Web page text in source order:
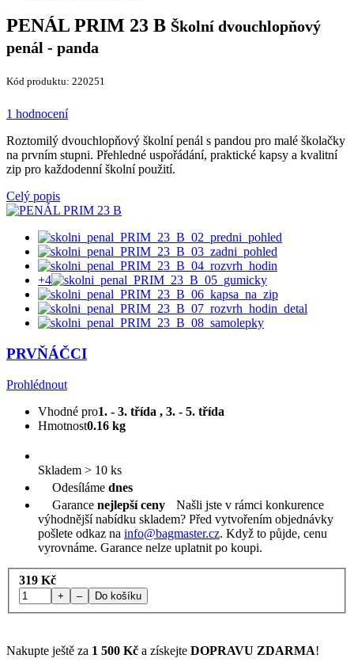
PENÁL PRIM 23 B Školní dvouchlopňový
penál - panda
Kód produktu: 220251
1 hodnocení
Roztomilý dvouchlopňový školní penál s pandou pro malé školačky
na prvním stupni. Přehledné uspořádání, praktické kapsy a kvalitní
zip pro každodenní školní použití.
Celý popis
+4
PRVŇÁČCI
Prohlédnout
Vhodné pro1. - 3. třída , 3. - 5. třída
Hmotnost0.16 kg
Skladem > 10 ks
Odesíláme dnes
Garance nejlepší ceny
Našli jste v rámci konkurence
výhodnější nabídku skladem? Před vytvořením objednávky
pošlete odkaz na info@bagmaster.cz. Když to půjde, cenu
vyrovnáme. Garance nelze uplatnit po koupi.
319 Kč
+ – Do košíku
Nakupte ještě za 1 500 Kč a získejte DOPRAVU ZDARMA!